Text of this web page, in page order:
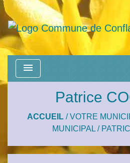
menu
Patrice
ACCUEIL /VOTRE
MUNICIPAL /